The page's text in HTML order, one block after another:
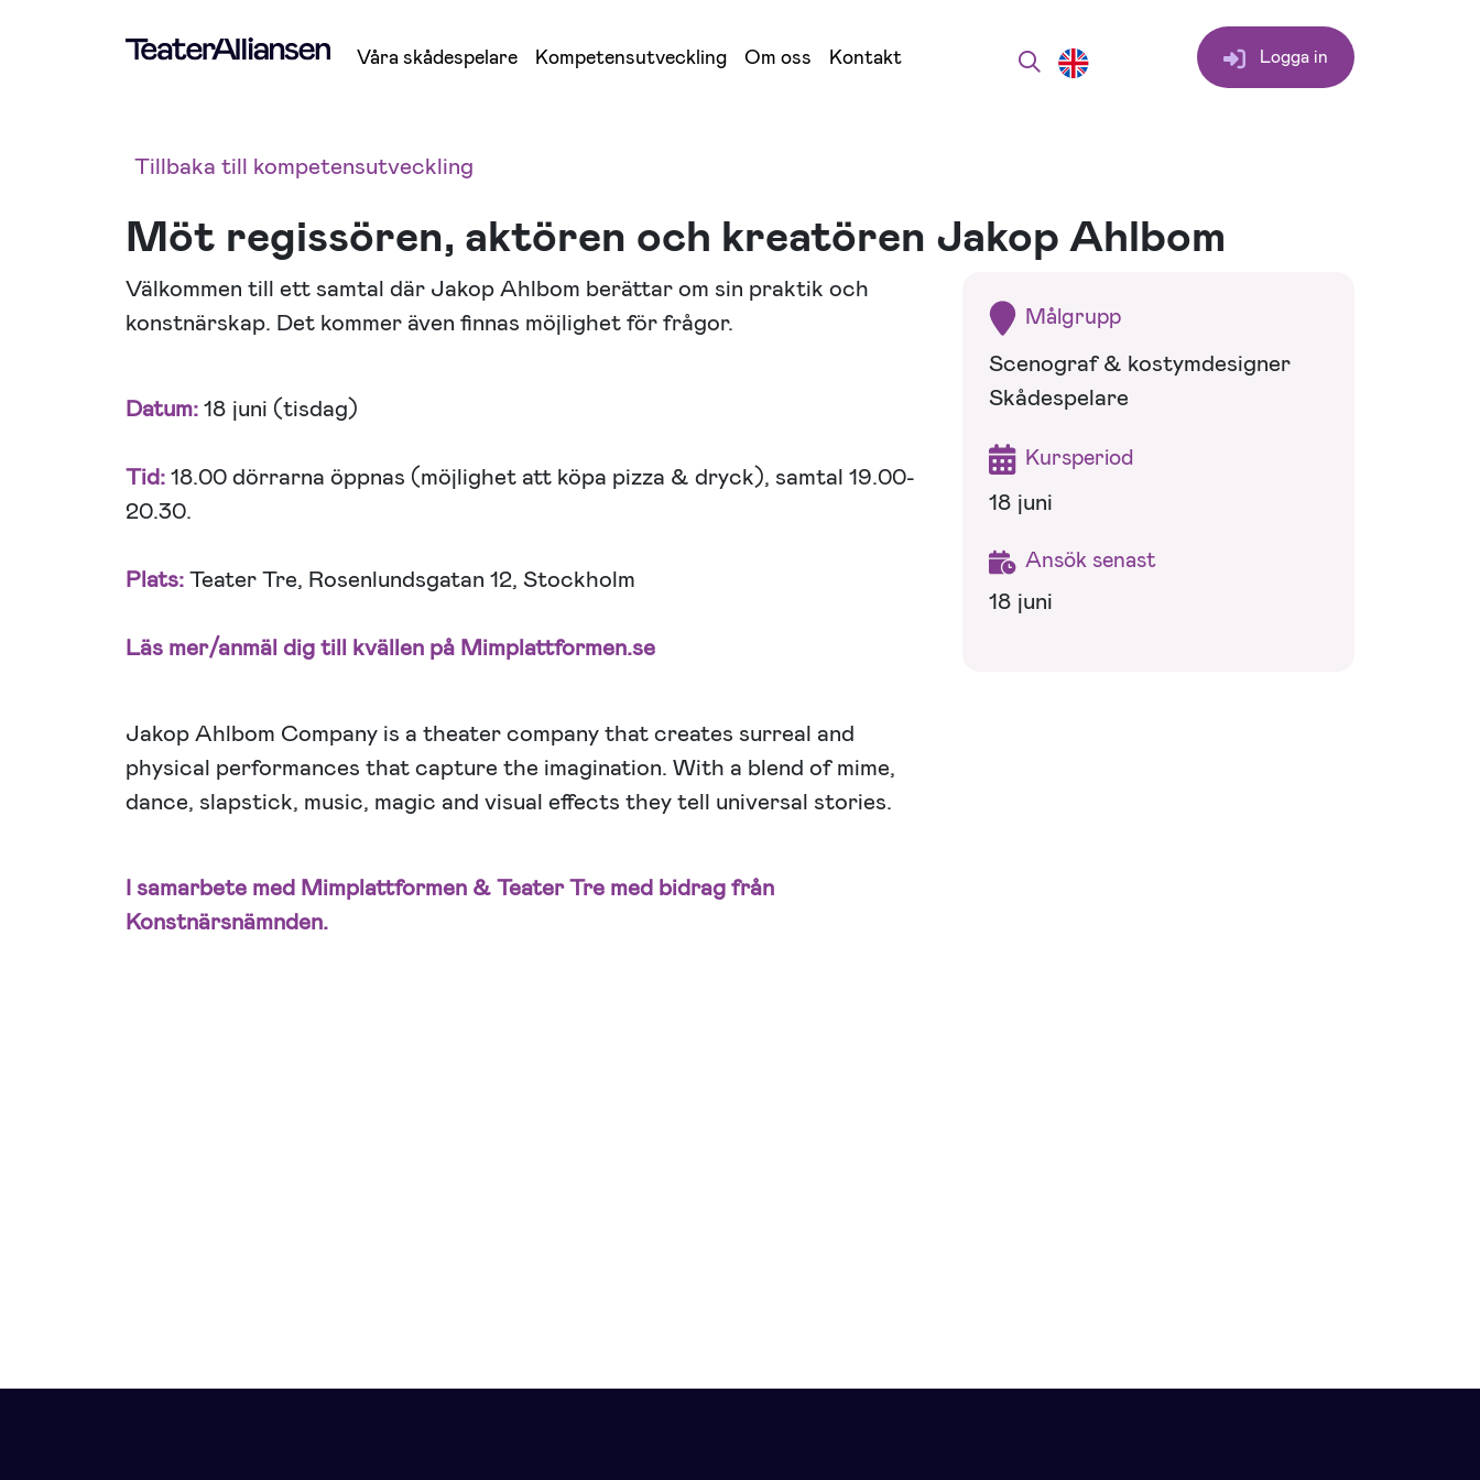
Våra skådespelare Kompetensutveckling Om oss Kontakt Logga in
Tillbaka till kompetensutveckling
Möt regissören, aktören och kreatören Jakop Ahlbom
Välkommen till ett samtal där Jakop Ahlbom berättar om sin praktik och
konstnärskap. Det kommer även finnas möjlighet för frågor.
Datum:18 juni (tisdag)
Tid:18.00 dörrarna öppnas (möjlighet att köpa pizza & dryck), samtal 19.00-
20.30.
Plats:Teater Tre, Rosenlundsgatan 12, Stockholm
Läs mer/anmäl dig till kvällen på Mimplattformen.se
Jakop Ahlbom Company is a theater company that creates surreal and
physical performances that capture the imagination. With a blend of mime,
dance, slapstick, music, magic and visual effects they tell universal stories.
I samarbete med Mimplattformen & Teater Tre med bidrag från
Konstnärsnämnden.
Målgrupp
Scenograf & kostymdesigner
Skådespelare
Kursperiod
18 juni
Ansök senast
18 juni